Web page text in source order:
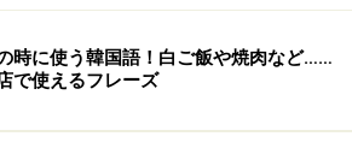
キョ ヨッペ イッソヨ／神奈川は
）
げることができたら、簡単なパーソ
では年齢によって言葉遣いを微妙に
時に使う韓国語！白ご飯や焼肉など……
で使えるフレーズ